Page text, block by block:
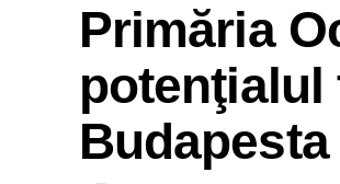
Primăria
Budapesta